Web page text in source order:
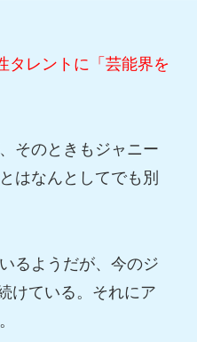
タレントに「芸能界を
そのときもジャニー
はなんとしてでも別
るようだが、今のジ
けている。それにア